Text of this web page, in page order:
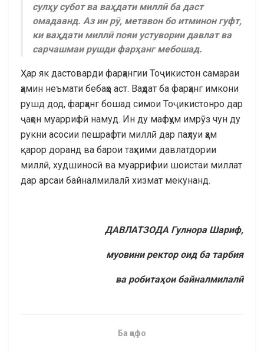
сулҳу субот ва ваҳдати миллӣ ба даст
омадаанд. Аз ин рӯ, метавон бо итминон гуфт,
ки ваҳдати миллӣ пояи устувории давлат ва
сарчашмаи рушди фарҳанг мебошад.
Ҳар як дастоварди фарҳангии Тоҷикистон самараи
ҳамин неъмати бебаҳо аст. Ваҳдат ба фарҳанг имкони
рушд дод, фарҳанг бошад симои Тоҷикистонро дар
ҷаҳон муаррифӣ намуд. Ин ду мафҳум имрӯз чун ду
рукни асосии пешрафти миллӣ дар паҳлуи ҳам
қарор доранд ва барои таҳкими давлатдории
миллӣ, худшиносӣ ва муаррифии шоистаи миллат
дар арсаи байналмилалӣ хизмат мекунанд.
ДАВЛАТЗОДА Гулнора Шариф,
муовини ректор оид ба тарбия
ва робитаҳои байналмилалӣ
Ба қафо